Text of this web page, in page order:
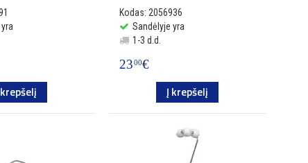
Kodas: 2056936
Sandėlyje yra
1-3 d.d.
2300€
Į krepšelį